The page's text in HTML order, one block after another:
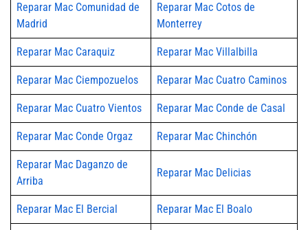
Reparar Mac Comunidad de
Madrid
Reparar Mac Cotos de
Monterrey
Reparar Mac Caraquiz Reparar Mac Villalbilla
Reparar Mac Ciempozuelos Reparar Mac Cuatro Caminos
Reparar Mac Cuatro Vientos Reparar Mac Conde de Casal
Reparar Mac Conde Orgaz Reparar Mac Chinchón
Reparar Mac Daganzo de
Arriba
Reparar Mac Delicias
Reparar Mac El Bercial Reparar Mac El Boalo